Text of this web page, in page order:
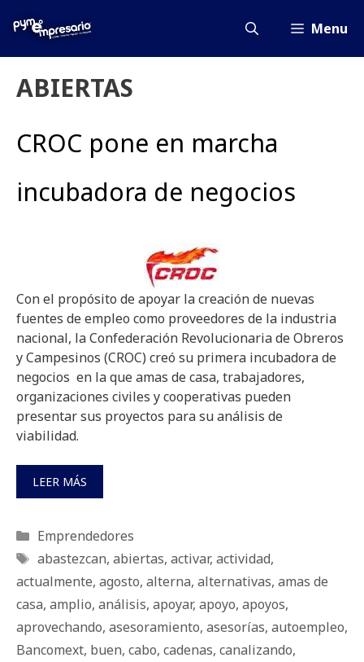
Menu
ABIERTAS
CROC pone en marcha
incubadora de negocios
Con el propósito de apoyar la creación de nuevas
fuentes de empleo como proveedores de la industria
nacional, la Confederación Revolucionaria de Obreros
y Campesinos (CROC) creó su primera incubadora de
negocios en la que amas de casa, trabajadores,
organizaciones civiles y cooperativas pueden
presentar sus proyectos para su análisis de
viabilidad.
LEER MÁS
Categorías
Emprendedores
Etiquetas
abastezcan, abiertas, activar, actividad,
actualmente, agosto, alterna, alternativas, amas de
casa, amplio, análisis, apoyar, apoyo, apoyos,
aprovechando, asesoramiento, asesorí­as, autoempleo,
Bancomext, buen, cabo, cadenas, canalizando,